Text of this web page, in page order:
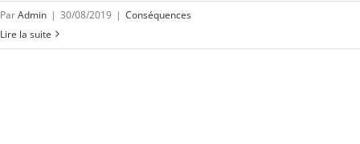
ParAdmin | 30/08/2019 | Conséquences
Lire la suite